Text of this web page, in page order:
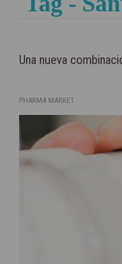
Una nueva
PHARMA MARKET